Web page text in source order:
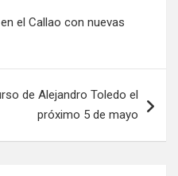
el Callao con nuevas
de Alejandro Toledo el
próximo 5 de mayo